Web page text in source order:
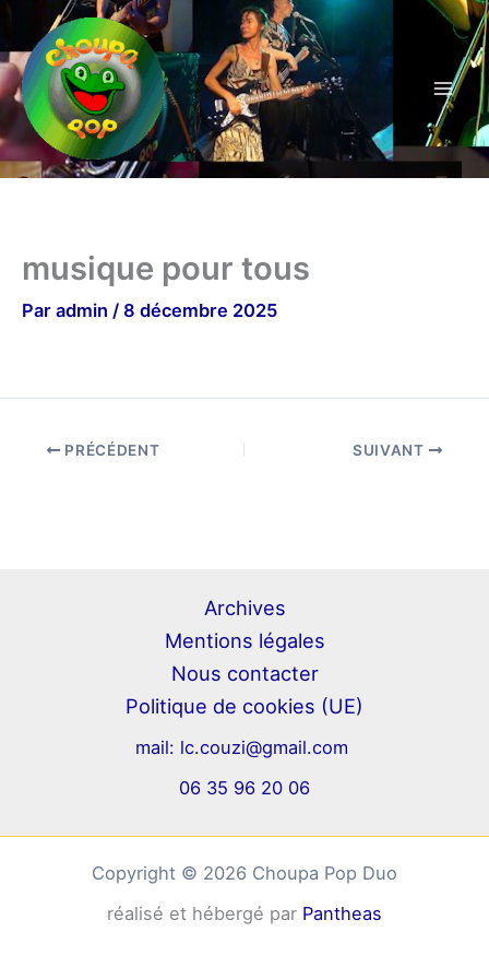
contenu
musique pour tous
Par admin / 8 décembre 2025
PRÉCÉDENT SUIVANT
Archives
Mentions légales
Nous contacter
Politique de cookies (UE)
mail: lc.couzi@gmail.com
06 35 96 20 06
Copyright © 2026 Choupa Pop Duo
réalisé et hébergé par Pantheas